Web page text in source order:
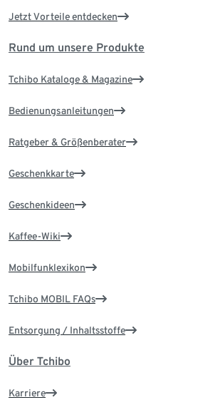
Jetzt Vorteile entdecken
Rund um unsere Produkte
Tchibo Kataloge & Magazine
Bedienungsanleitungen
Ratgeber & Größenberater
Geschenkkarte
Geschenkideen
Kaffee-Wiki
Mobilfunklexikon
Tchibo MOBIL FAQs
Entsorgung / Inhaltsstoffe
Über Tchibo
Karriere